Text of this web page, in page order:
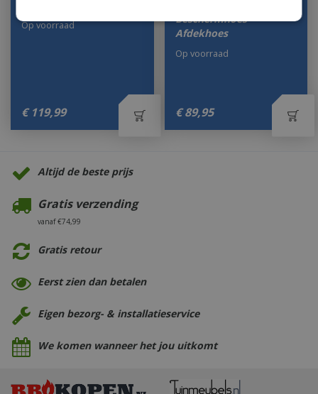
€ 119,99
Op voorraad
Beschermhoes
Afdekhoes
€ 89,95
Op voorraad
Altijd de beste prijs
Gratis verzending
vanaf €74,99
Gratis retour
Eerst zien dan betalen
Eigen bezorg- & installatieservice
We komen wanneer het jou uitkomt